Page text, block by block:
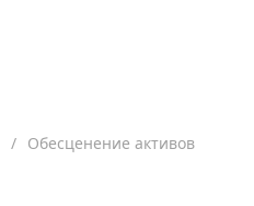
/ Обесценение активов